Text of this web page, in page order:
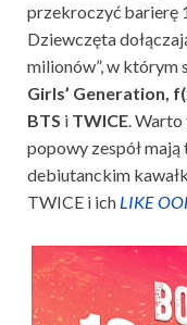
przekroczyć barierę
Dziewczęta
milionów”, w którym
Girls’ Generation,
BTS i TWICE. Warto
popowy zespół
debiutanckim
TWICE i ich LIKE